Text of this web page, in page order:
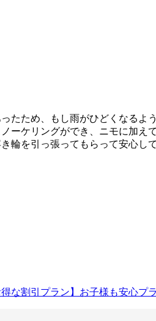
たため、もし雨がひどくなる
ーケリングができ、ニモに加
輪を引っ張ってもらって安心
得な割引プラン】お子様も安心